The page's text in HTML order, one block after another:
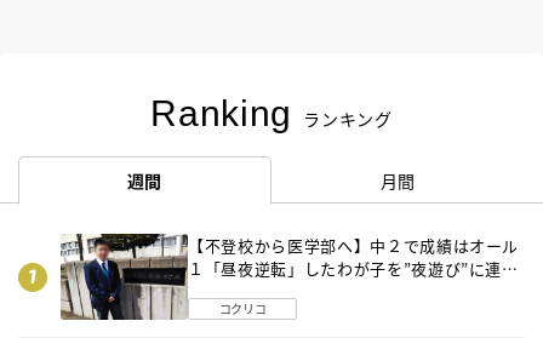
Ranking ランキング
週間 月間
【不登校から医学部へ】中２で成績はオール
１「昼夜逆転」したわが子を”夜遊び”に連れ
コクリコ